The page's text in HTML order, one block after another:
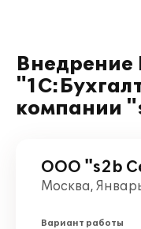
компании
ООО "s2b
Москва,
Вариант работы